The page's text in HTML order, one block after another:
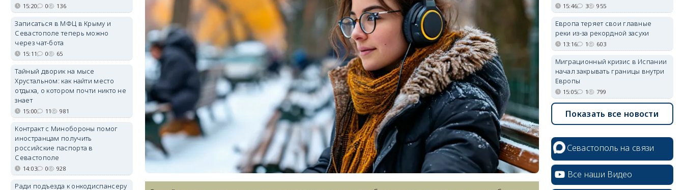
15:20 0 136
Записаться в МФЦ в Крыму и
Севастополе теперь можно
через чат-бота
15:11 0 65
Тайный дворик на мысе
Хрустальном: как найти место
отдыха, о котором почти никто не
знает
15:00 11 981
Контракт с Минобороны помог
иностранцам получить
российские паспорта в
Севастополе
14:03 0 928
Ради подъезда к онкодиспансеру
15:46 3 955
Европа теряет свои главные
реки из-за рекордной засухи
13:16 1 603
Миграционный кризис в Испании
начал закрывать границы внутри
Европы
15:05 1 799
Показать все новости
Севастополь на связи
Все наши Видео